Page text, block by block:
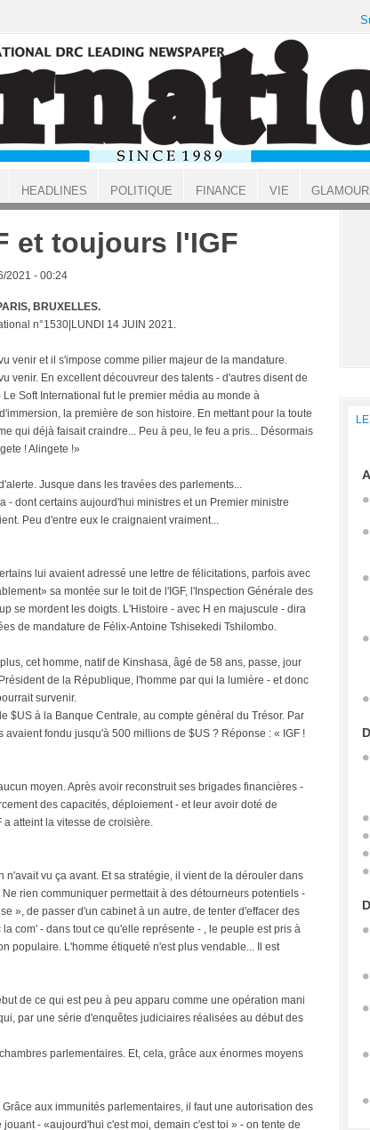
et toujours l'IGF
2021 - 00:24
BRUXELLES.
n°1530|LUNDI 14 JUIN 2021.
venir et il s'impose comme pilier majeur de la mandature.
venir. En excellent découvreur des talents - d'autres disent de
Soft International fut le premier média au monde à
la première de son histoire. En mettant pour la toute
qui déjà faisait craindre... Peu à peu, le feu a pris... Désormais
! Alingete !»
Jusque dans les travées des parlements...
- dont certains aujourd'hui ministres et un Premier ministre
Peu d'entre eux le craignaient vraiment...
lui avaient adressé une lettre de félicitations, parfois avec
sa montée sur le toit de l'IGF, l'Inspection Générale des
se mordent les doigts. L'Histoire - avec H en majuscule - dira
de mandature de Félix-Antoine Tshisekedi Tshilombo.
cet homme, natif de Kinshasa, âgé de 58 ans, passe, jour
de la République, l'homme par qui la lumière - et donc
survenir.
$US à la Banque Centrale, au compte général du Trésor. Par
fondu jusqu'à 500 millions de $US ? Réponse : « IGF !
moyen. Après avoir reconstruit ses brigades financières -
des capacités, déploiement - et leur avoir doté de
a atteint la vitesse de croisière.
vu ça avant. Et sa stratégie, il vient de la dérouler dans
rien communiquer permettait à des détourneurs potentiels -
», de passer d'un cabinet à un autre, de tenter d'effacer des
com' - dans tout ce qu'elle représente - , le peuple est pris à
populaire. L'homme étiqueté n'est plus vendable... Il est
de ce qui est peu à peu apparu comme une opération mani
par une série d'enquêtes judiciaires réalisées au début des
parlementaires. Et, cela, grâce aux énormes moyens
aux immunités parlementaires, il faut une autorisation des
- «aujourd'hui c'est moi, demain c'est toi » - on tente de
HEADLINES POLITIQUE FINANCE VIE GLAMOUR